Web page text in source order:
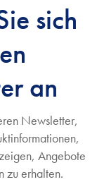
sich
an
Newsletter,
Angebote
zu erhalten.